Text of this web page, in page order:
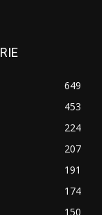
649
453
224
207
191
174
150